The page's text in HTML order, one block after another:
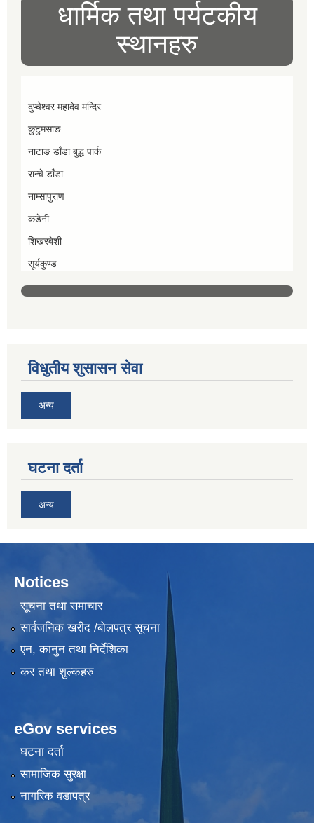
धार्मिक तथा पर्यटकीय
स्थानहरु
दुप्चेश्वर महादेव मन्दिर
कुटुमसाङ
नाटाङ डाँडा बुद्ध पार्क
रान्चे डाँडा
नाम्सापुराण
कडेनी
शिखरबेशी
सूर्यकुण्ड
विधुतीय शुसासन सेवा
अन्य
घटना दर्ता
अन्य
Notices
सूचना तथा समाचार
सार्वजनिक खरीद /बोलपत्र सूचना
एन, कानुन तथा निर्देशिका
कर तथा शुल्कहरु
eGov services
घटना दर्ता
सामाजिक सुरक्षा
नागरिक वडापत्र